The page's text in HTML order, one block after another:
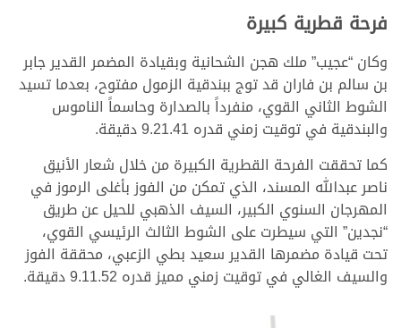
فرحة قطرية كبيرة
وكان “عجيب” ملك هجن الشحانية وبقيادة المضمر القدير جابر
بن سالم بن فاران قد توج ببندقية الزمول مفتوح، بعدما تسيد
الشوط الثاني القوي، منفرداً بالصدارة وحاسماً الناموس
والبندقية في توقيت زمني قدره 9.21.41 دقيقة.
كما تحققت الفرحة القطرية الكبيرة من خلال شعار الأنيق
ناصر عبدالله المسند، الذي تمكن من الفوز بأغلى الرموز في
المهرجان السنوي الكبير، السيف الذهبي للحيل عن طريق
“نجدين” التي سيطرت على الشوط الثالث الرئيسي القوي،
تحت قيادة مضمرها القدير سعيد بطي الزعبي، محققة الفوز
والسيف الغالي في توقيت زمني مميز قدره 9.11.52 دقيقة.